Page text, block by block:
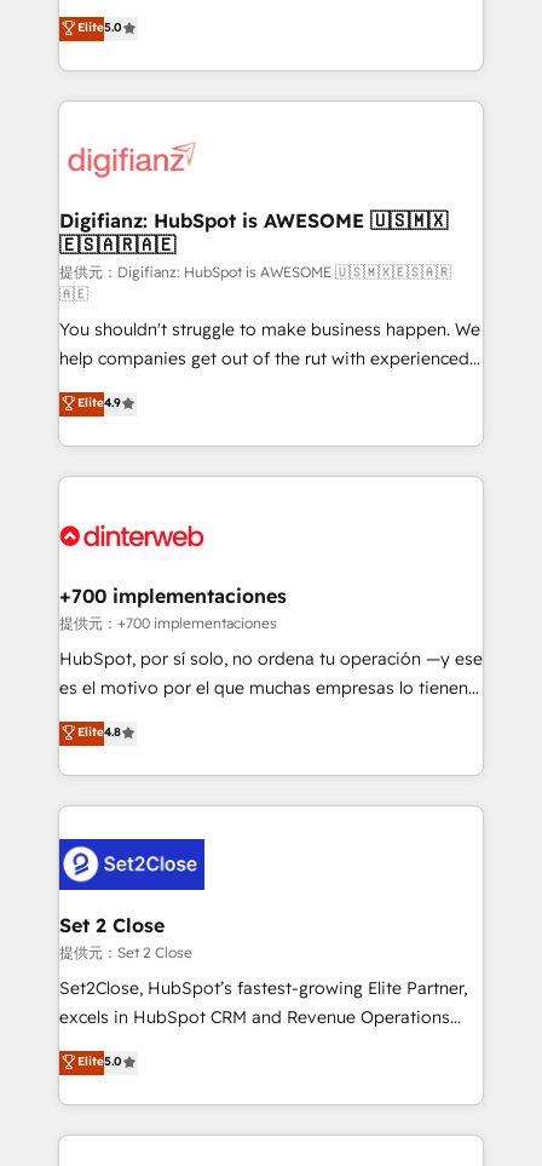
is there for you to: - Grow revenue, and run your
business more efficiently - Build stronger
more people - Get the most out of your HubSpot
investment
enable mid-market and enterprise clients to
maximise their return from digital and fuel their
growth. We modernise platforms, streamline
operations that are causing inefficiencies, improve
supercharge revenue operations Key services: • CRM
Transformation / Web Development • RevOps &
Sales Consulting • Marketing Automation What
makes us different? 🚀 Top 0.5% of global HubSpot
agencies ⚙️ The strongest technical ability and
integration capabilities 💼 Consultative, long-term
partners who will embed ourselves into your
business, processes and systems 🏢 We specialise in
working with mid-market and enterprise
organisations, global organisations and those with
complex use cases 🏆 CRM Implementation,
Onboarding Accredited 🔐 ISO27001 & ISO9001
Elite5.0
Digifianz: HubSpot is AWESOME 🇺🇸🇲🇽
🇪🇸🇦🇷🇦🇪
提供元：Digifianz: HubSpot is AWESOME 🇺🇸🇲🇽🇪🇸🇦🇷
🇦🇪
You shouldn't struggle to make business happen. We
help companies get out of the rut with experienced,
process-oriented teams implementing HubSpot
Marketing, Sales, Service, CMS and Operations Hub,
so selling and actually engaging with your customers
feels easy and pain-free. We are a top ranked
and Customer First Awards, 4.9/5 rating in HubSpot
helps the following industries: logistics & 3PL, home
improvement & construction, branding and
commercialization, real estate, health, education,
SaaS, Software Dev & IT and consulting, make the
the United States, EU, UAE, Mexico and Latin
America. From casual user to super fan: make
Elite4.9
+700 implementaciones
提供元：+700 implementaciones
HubSpot, por sí solo, no ordena tu operación —y ese
es el motivo por el que muchas empresas lo tienen y
aun así no crecen. Te acompañamos a ordenar tu
operación para que genere la información que
necesitás para decidir, y HubSpot por fin rinda de
verdad. Lo hacemos paso a paso, sin frenar tu
pocos logran. No es teoría: somos Partner Elite con
+700 implementaciones en LATAM. Imaginá
HubSpot mostrándote dónde está tu próxima venta,
no solo dónde quedó la última. Empecemos por el
proceso que hoy más te frena, y de ahí, victorias
consecutivas, una tras otra.
Elite4.8
Set 2 Close
提供元：Set 2 Close
Set2Close, HubSpot’s fastest-growing Elite Partner,
excels in HubSpot CRM and Revenue Operations
(RevOps) services to boost B2B sales and growth.
As a top HubSpot Elite Partner, we specialize in
custom HubSpot CRM solutions. Our experts design,
implement, and optimize systems to enhance user
Elite5.0